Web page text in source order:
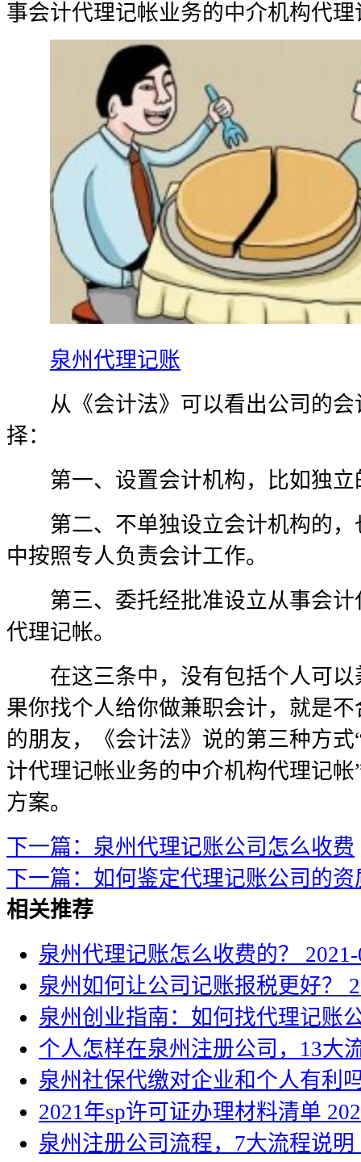
事会计代理记帐业务的中介机构代理
泉州代理记账
从《会计法》可以看出公司的会
择：
第一、设置会计机构，比如独立
第二、不单独设立会计机构的，
中按照专人负责会计工作。
第三、委托经批准设立从事会计
代理记帐。
在这三条中，没有包括个人可以
果你找个人给你做兼职会计，就是
的朋友，《会计法》说的第三种方
计代理记帐业务的中介机构代理记
方案。
下一篇：泉州代理记账公司怎么收费
下一篇：如何鉴定代理记账公司的资
相关推荐
泉州代理记账怎么收费的？
泉州如何让公司记账报税更好？
泉州创业指南：如何找代理记账
个人怎样在泉州注册公司，13大
泉州社保代缴对企业和个人有利
2021年sp许可证办理材料清单
泉州注册公司流程，7大流程说明